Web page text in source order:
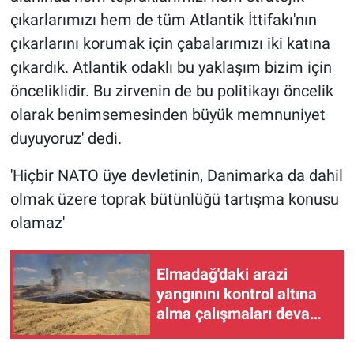
çıkarlarımızı hem de tüm Atlantik İttifakı'nın
çıkarlarını korumak için çabalarımızı iki katına
çıkardık. Atlantik odaklı bu yaklaşım bizim için
önceliklidir. Bu zirvenin de bu politikayı öncelik
olarak benimsemesinden büyük memnuniyet
duyuyoruz' dedi.
'Hiçbir NATO üye devletinin, Danimarka da dahil
olmak üzere toprak bütünlüğü tartışma konusu
olamaz'
Elmadağ'daki arazi
yangınını kontrol altına
alma çalışmaları devam